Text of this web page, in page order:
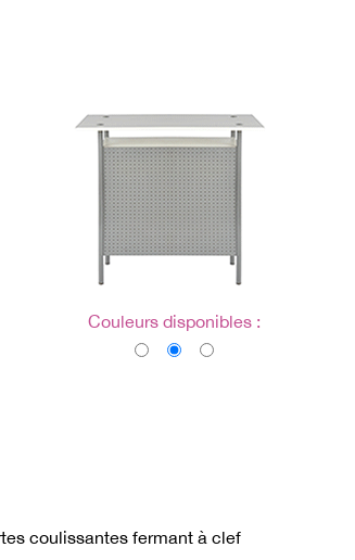
Couleurs disponibles :
coulissantes fermant à clef